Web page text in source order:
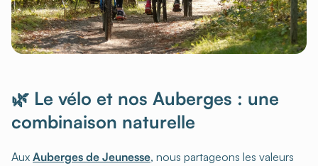
🌿 Le vélo et nos Auberges : une
combinaison naturelle
Aux Auberges de Jeunesse, nous partageons les valeurs